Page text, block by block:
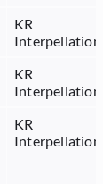
KR
Interpellation
KR
Interpellation
KR
Interpellation